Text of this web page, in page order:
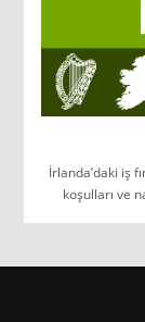
İrlanda’daki iş
koşulları ve